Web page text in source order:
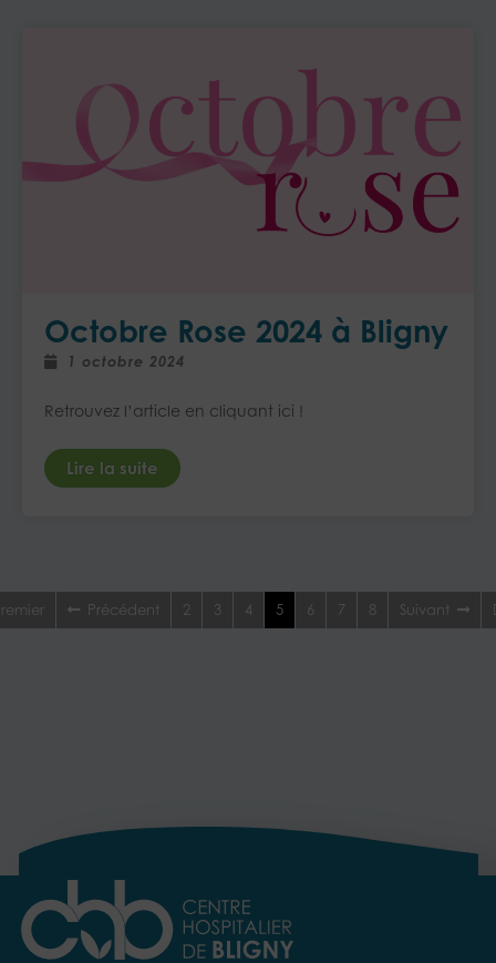
Octobre Rose 2024 à Bligny
1 octobre 2024
Retrouvez l’article en cliquant ici !
Lire la suite
Précédent 2 3 4 5 6 7 8 Suivant